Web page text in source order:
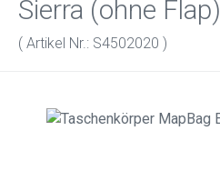
Sierra (ohne Flap)
( Artikel Nr.: S4502020 )
Bildergalerie überspringen